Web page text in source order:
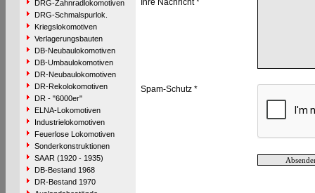
DRG-Zahnradlokomotiven
DRG-Schmalspurlok.
Kriegslokomotiven
Verlagerungsbauten
DB-Neubaulokomotiven
DB-Umbaulokomotiven
DR-Neubaulokomotiven
DR-Rekolokomotiven
DR - "6000er"
ELNA-Lokomotiven
Industrielokomotiven
Feuerlose Lokomotiven
Sonderkonstruktionen
SAAR (1920 - 1935)
DB-Bestand 1968
DR-Bestand 1970
Ihre Nachricht *
Spam-Schutz *